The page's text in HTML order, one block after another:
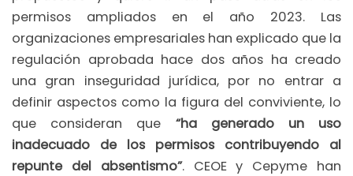
permisos ampliados en el año 2023. Las
organizaciones empresariales han explicado que la
regulación aprobada hace dos años ha creado
una gran inseguridad jurídica, por no entrar a
definir aspectos como la figura del conviviente, lo
que consideran que “ha generado un uso
inadecuado de los permisos contribuyendo al
repunte del absentismo”. CEOE y Cepyme han